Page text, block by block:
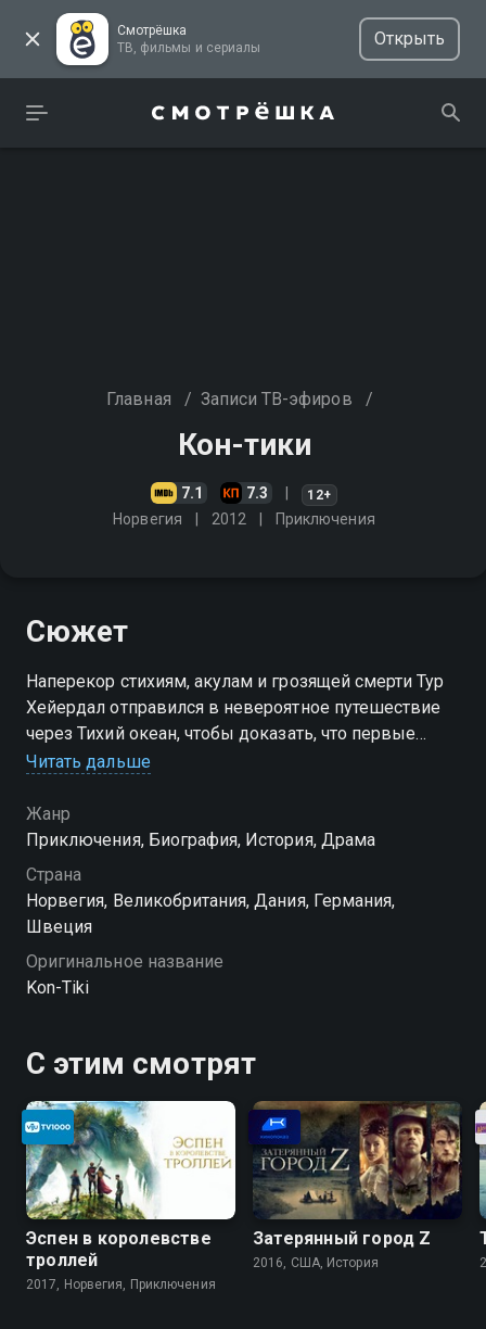
Смотрёшка
ТВ, фильмы и сериалы
Открыть
Главная / Записи ТВ-эфиров /
Кон-тики
7.1 7.3 12+
Норвегия 2012 Приключения
Сюжет
Наперекор стихиям, акулам и грозящей смерти Тур
Хейердал отправился в невероятное путешествие
через Тихий океан, чтобы доказать, что первые
жители Полинезии прибыли со стороны океана. 100
путешественников
Читать дальше
Жанр
Приключения, Биография, История, Драма
Страна
Норвегия, Великобритания, Дания, Германия,
Швеция
Оригинальное название
Kon-Tiki
С этим смотрят
Эспен в королевстве
троллей
2017, Норвегия, Приключения
Затерянный город Z
2016, США, История